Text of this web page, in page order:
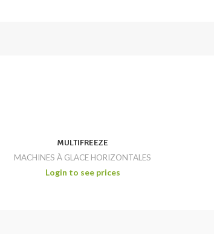
MULTIFREEZE
MACHINES À GLACE HORIZONTALES
Login to see prices